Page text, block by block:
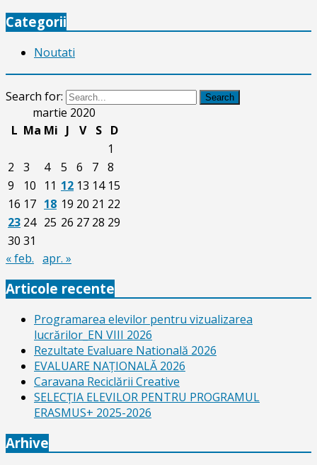
Categorii
Noutati
Search for: Search
martie 2020
L Ma Mi J V S
D
1
2
3 4 5 6 7 8
9
10 11 12 13 14 15
16 17 18 19 20 21 22
23 24 25 26 27 28 29
30 31
« feb. apr. »
Articole recente
Programarea elevilor pentru vizualizarea
lucrărilor_EN VIII 2026
Rezultate Evaluare Natională 2026
EVALUARE NAŢIONALĂ 2026
Caravana Reciclării Creative
SELECŢIA ELEVILOR PENTRU PROGRAMUL
ERASMUS+ 2025-2026
Arhive